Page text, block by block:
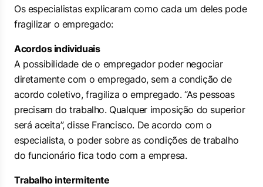
Os especialistas explicaram como cada um deles pode
fragilizar o empregado:
Acordos individuais
A possibilidade de o empregador poder negociar
diretamente com o empregado, sem a condição de
acordo coletivo, fragiliza o empregado. “As pessoas
precisam do trabalho. Qualquer imposição do superior
será aceita”, disse Francisco. De acordo com o
especialista, o poder sobre as condições de trabalho
do funcionário fica todo com a empresa.
Trabalho intermitente